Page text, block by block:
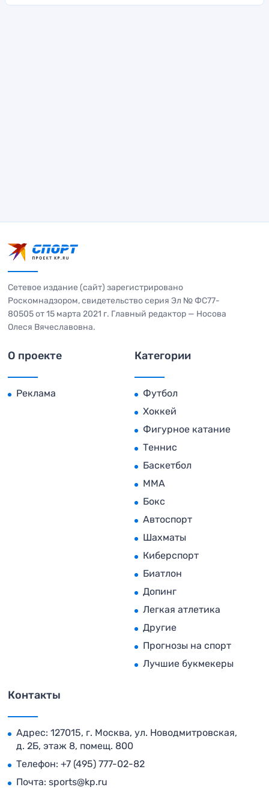
Сетевое издание (сайт) зарегистрировано
Роскомнадзором, свидетельство серия Эл № ФС77-
80505 от 15 марта 2021 г. Главный редактор — Носова
Олеся Вячеславовна.
О проекте
Реклама
Категории
Футбол
Хоккей
Фигурное катание
Теннис
Баскетбол
MMA
Бокс
Автоспорт
Шахматы
Киберспорт
Биатлон
Допинг
Легкая атлетика
Другие
Прогнозы на спорт
Лучшие букмекеры
Контакты
Адрес: 127015, г. Москва, ул. Новодмитровская,
д. 2Б, этаж 8, помещ. 800
Телефон: +7 (495) 777-02-82
Почта: sports@kp.ru